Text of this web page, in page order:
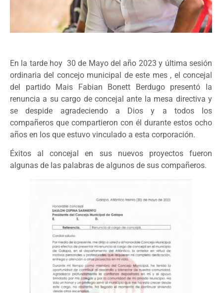
En la tarde hoy 30 de Mayo del año 2023 y última sesión
ordinaria del concejo municipal de este mes , el concejal
del partido Mais Fabian Bonett Berdugo presentó la
renuncia a su cargo de concejal ante la mesa directiva y
se despide agradeciendo a Dios y a todos los
compañeros que compartieron con él durante estos ocho
años en los que estuvo vinculado a esta corporación.
Éxitos al concejal en sus nuevos proyectos fueron
algunas de las palabras de algunos de sus compañeros.